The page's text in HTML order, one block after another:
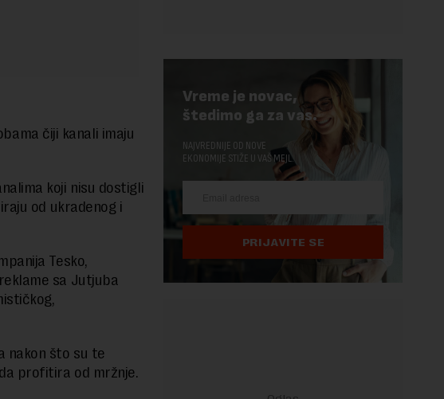
čiji kanali imaju
koji nisu dostigli
od ukradenog i
Tesko,
sa Jutjuba
nakon što su te
profitira od mržnje.
Vreme je novac,
štedimo ga za vas.
NAJVREDNIJE OD NOVE
EKONOMIJE STIŽE U VAŠ MEJL.
PRIJAVITE SE